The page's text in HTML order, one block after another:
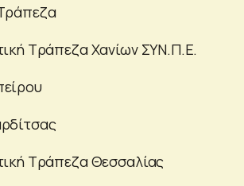
Τράπεζα Χανίων ΣΥΝ.Π.Ε.
Τράπεζα Θεσσαλίας